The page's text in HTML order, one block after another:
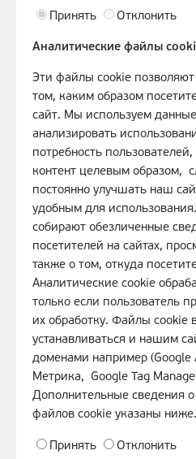
Принять Отклонить
Аналитические файлы
Эти файлы cookie позволяют
том, каким образом
сайт. Мы используем
анализировать
потребность
контент целевым образом,
постоянно улучшать наш
удобным для
собирают обезличенные
посетителей на сайтах,
также о том, откуда
Аналитические cookie
только если пользователь
их обработку. Файлы cookie
устанавливаться и нашим
доменами например (Google
Метрика, Google Tag
Дополнительные сведения
файлов cookie указаны ниже.
Принять Отклонить